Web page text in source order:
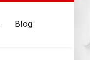
Blog